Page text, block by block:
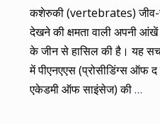
कशेरुकी (vertebrates) जीव-
देखने की क्षमता वाली अपनी आंखें
के जीन से हासिल की है। यह
में पीएनएएस (प्रोसीडिंग्स ऑफ
एकेडमी ऑफ साइंसेज) की…